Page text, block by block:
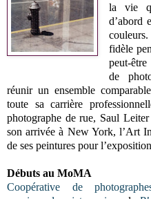
la vie
d’abord
fidèle
peut-
de
réunir un ensemble
toute sa carrière
photographe de rue, Saul
son arrivée à New York, l’Art
de ses peintures pour
Débuts au MoMA
Coopérative de